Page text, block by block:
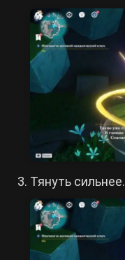
Тянуть сильнее.